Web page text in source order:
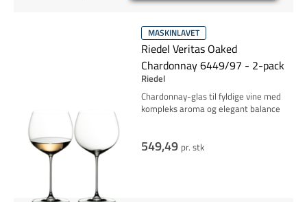
MASKINLAVET
Riedel Veritas Oaked
Chardonnay 6449/97 - 2-pack
Riedel
Chardonnay-glas til fyldige vine med
kompleks aroma og elegant balance
549,49 pr. stk